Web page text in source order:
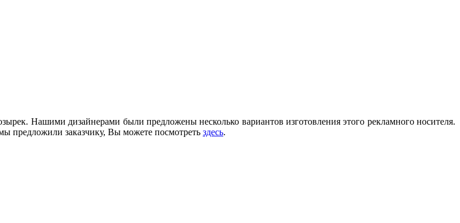
Нашими дизайнерами были предложены несколько вариантов изготовления этого рекламного носителя.
предложили заказчику, Вы можете посмотреть здесь.